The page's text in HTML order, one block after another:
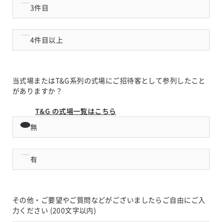
3件目
4件目以上
当式場またはT&G系列の式場にご招待客として参列したこと
がありますか？
T&G の式場一覧はこちら
無
有
その他・ご要望やご質問などがございましたらご自由にご入
力ください (200文字以内)